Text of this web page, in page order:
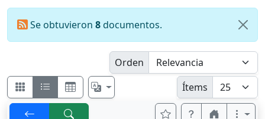
Se obtuvieron 8documentos.
Orden
Ítems